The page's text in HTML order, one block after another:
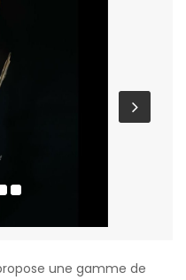
une gamme de